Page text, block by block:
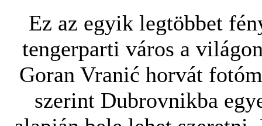
Ez az egyik legtöbbet
tengerparti város a
Goran Vranić horvát
szerint Dubrovnikba